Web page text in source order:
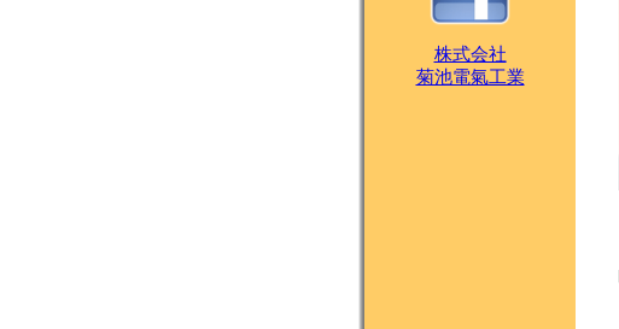
株式会社
菊池電氣工業